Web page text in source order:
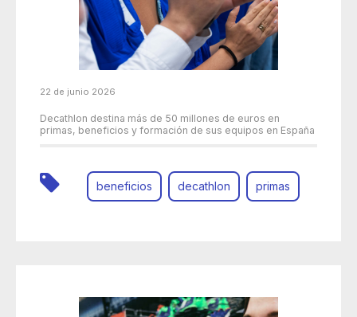
22 de junio 2026
Decathlon destina más de 50 millones de euros en
primas, beneficios y formación de sus equipos en España
beneficios decathlon primas